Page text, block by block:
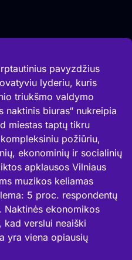
pavyzdžius
lyderiu, kuris
triukšmo valdymo
naktinis biuras“ nukreipia
miestas taptų tikru
požiūriu,
ekonominių ir socialinių
apklausos Vilniaus
muzikos keliamas
5 proc. respondentų
Naktinės ekonomikos
kad verslui neaiški
yra viena opiausių